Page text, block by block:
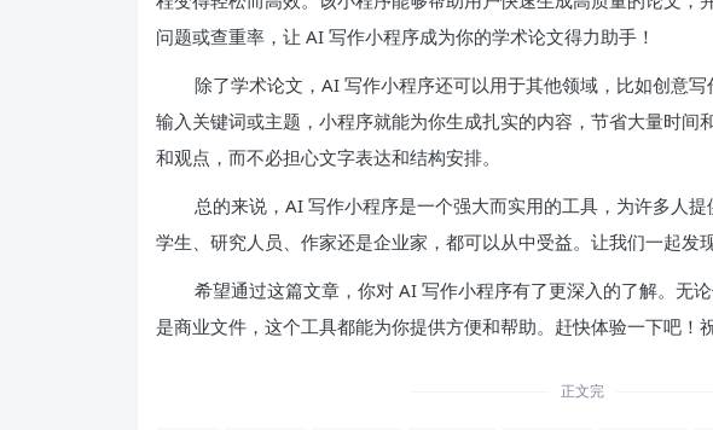
问题或查重率，让 AI 写作小程序成为你的学术论文得力助手！
除了学术论文，AI 写作小程序还可以用于其他领域，比如创意
输入关键词或主题，小程序就能为你生成扎实的内容，节省大量时间
和观点，而不必担心文字表达和结构安排。
总的来说，AI 写作小程序是一个强大而实用的工具，为许多人
学生、研究人员、作家还是企业家，都可以从中受益。让我们一起发
希望通过这篇文章，你对 AI 写作小程序有了更深入的了解。无
是商业文件，这个工具都能为你提供方便和帮助。赶快体验一下吧！
正文完